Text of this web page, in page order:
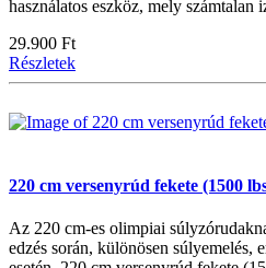
használatos eszköz, mely számtalan
29.900 Ft
Részletek
220 cm versenyrúd fekete (1500
Az 220 cm-es olimpiai
edzés során, különösen súlyemelés,